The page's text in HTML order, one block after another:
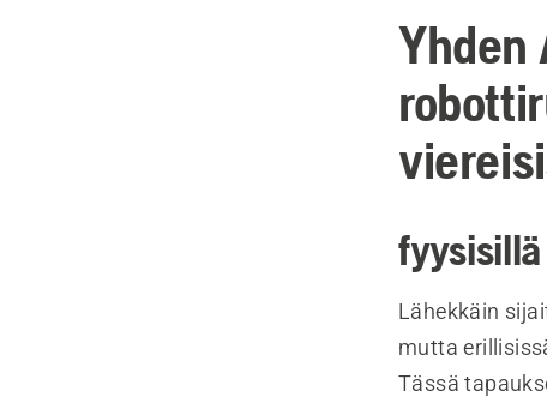
Yhden
Lähekkäin
mutta
Tässä